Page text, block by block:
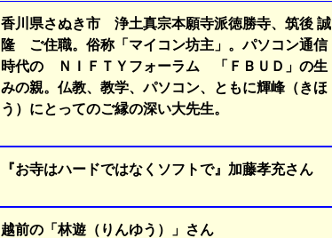
香川県さぬき市 浄土真宗本願寺派徳勝寺、筑後 誠
隆 ご住職。俗称「マイコン坊主」。パソコン通信
時代の ＮＩＦＴＹフォーラム 「ＦＢＵＤ」の生
みの親。仏教、教学、パソコン、ともに輝峰（きほ
う）にとってのご縁の深い大先生。
『お寺はハードではなくソフトで』加藤孝充さん
越前の「林遊（りんゆう）」さん